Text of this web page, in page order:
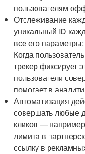
пользователям
Отслеживание
уникальный ID
все его
Когда
трекер фиксирует
пользователи
помогает в
Автоматизация
совершать любые
кликов —
лимита в
ссылку в